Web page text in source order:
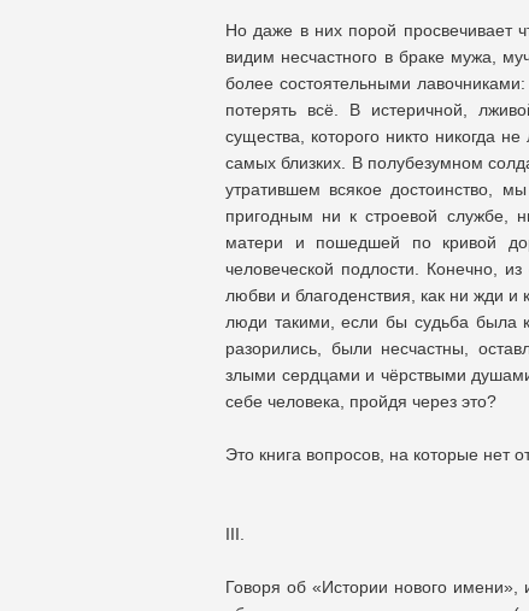
Но даже в них порой просвечивает
видим несчастного в браке мужа,
более состоятельными
потерять всё. В истеричной,
существа, которого никто никогда
самых близких. В полубезумном
утратившем всякое достоинство,
пригодным ни к строевой службе,
матери и пошедшей по кривой
человеческой подлости. Конечно,
любви и благоденствия, как ни жди
люди такими, если бы судьба была
разорились, были несчастны,
злыми сердцами и чёрствыми
себе человека, пройдя через это?
Это книга вопросов, на которые нет
III.
Говоря об «Истории нового имени»,